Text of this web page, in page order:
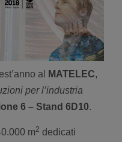
al MATELEC,
per l’industria
6 – Stand 6D10.
m2 dedicati